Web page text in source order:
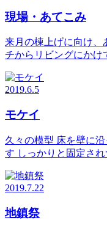
現場・あてこみ
来月の棟上げに向け、
チからリビングにか
2019.6.5
モケイ
久々の模型 床を壁に
す しっかりと固定さ
2019.7.22
地鎮祭